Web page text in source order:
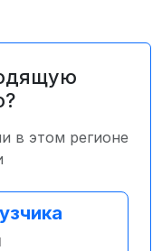
в этом регионе